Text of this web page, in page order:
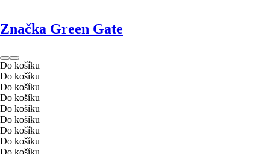
Značka Green Gate
Do košíku
Do košíku
Do košíku
Do košíku
Do košíku
Do košíku
Do košíku
Do košíku
Do košíku